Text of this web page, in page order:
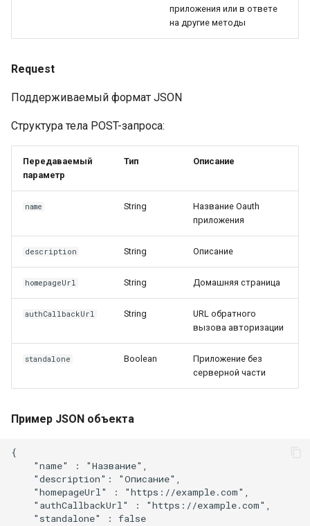
приложения или в ответе
на другие методы
Request
Поддерживаемый формат JSON
Структура тела POST-запроса:
Передаваемый
параметр
Тип Описание
name String
Название Oauth
приложения
description String Описание
homepageUrl String Домашняя страница
authCallbackUrl String
URL обратного
вызова авторизации
standalone Boolean
Приложение без
серверной части
Пример JSON объекта
{
    "name" : "Название",
    "description": "Описание",
    "homepageUrl" : "https://example.com",
    "authCallbackUrl" : "https://example.com",
    "standalone" : false